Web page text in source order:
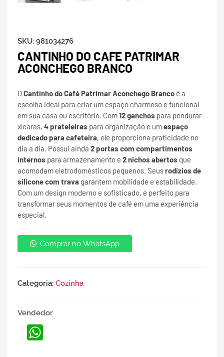
SKU: 981034276
CANTINHO DO CAFE PATRIMAR
ACONCHEGO BRANCO
OCantinho do Café Patrimar Aconchego Branco é a
escolha ideal para criar um espaço charmoso e funcional
em sua casa ou escritório. Com12 ganchos para pendurar
xícaras, 4 prateleiras para organização e umespaço
dedicado para cafeteira, ele proporciona praticidade no
dia a dia. Possui ainda 2 portas com compartimentos
internos para armazenamento e 2 nichos abertos que
acomodam eletrodomésticos pequenos. Seusrodízios de
silicone com trava garantem mobilidade e estabilidade.
Com um design moderno e sofisticado, é perfeito para
transformar seus momentos de café em uma experiência
especial.
Comprar no WhatsApp
Categoria: Cozinha
Vendedor